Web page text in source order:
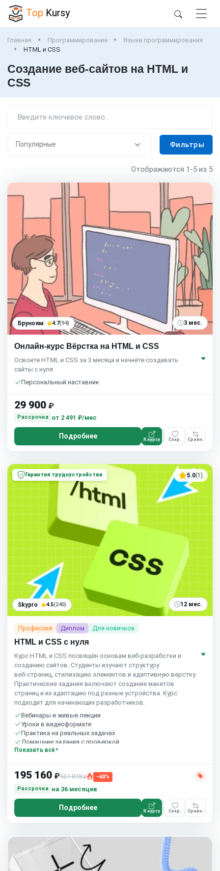
Top Kursy
Главная Программирование
Языки программирования
HTML и CSS
Создание веб-сайтов на HTML и
CSS
Фильтры
Отображаются 1-5 из 5
Бруноям 4.7(94) 3 мес.
Онлайн-курс Вёрстка на HTML и CSS
Освоите HTML и CSS за 3 месяца и начнёте создавать
сайты с нуля
Персональный наставник
29 900 ₽
Рассрочка от 2 491 ₽/мес
Подробнее К курсу Сохр. Сравн.
Гарантия трудоустройства 5.0(1)
Skypro 4.5(240) 12 мес.
Профессия Диплом Для новичков
HTML и CSS с нуля
Курс HTML и CSS посвящён основам веб‑разработки и
созданию сайтов. Студенты изучают структуру
веб‑страниц, стилизацию элементов и адаптивную верстку.
Практические задания включают создание макетов
страниц и их адаптацию под разные устройства. Курс
подходит для начинающих разработчиков.
Вебинары и живые лекции
Уроки в видеоформате
Практика на реальных задачах
Домашние задания с проверкой
Сообщество студентов
Показать всё
195 160 ₽521 818₽
−63%
Рассрочка
на 36 месяцев
Подробнее К курсу Сохр. Сравн.